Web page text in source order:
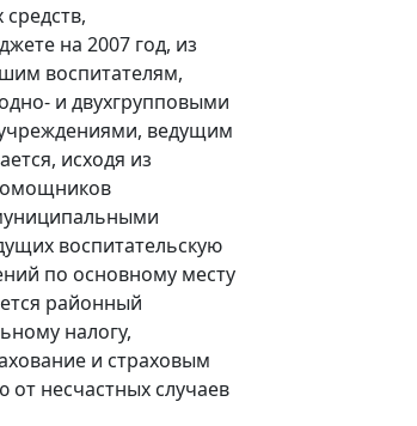
на 2007 год, из
воспитателям,
и двухгрупповыми
ведущим
исходя из
воспитательскую
по основному месту
районный
налогу,
и страховым
несчастных случаев